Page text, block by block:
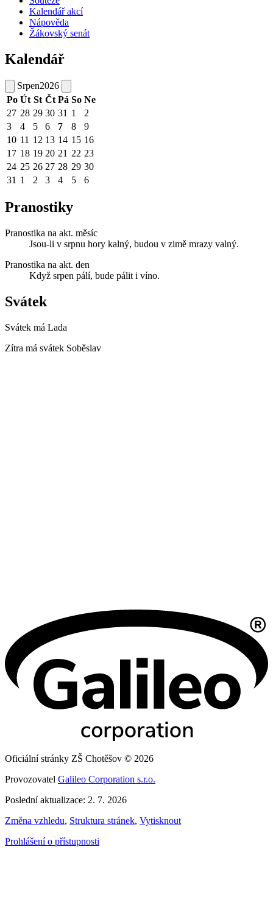
Kalendář akcí
Nápověda
Žákovský senát
Kalendář
Srpen2026
Po Út St Čt Pá So Ne
27 28 29 30 31 1
2
3
4 5 6 7 8
9
10 11 12 13 14 15 16
17 18 19 20 21 22 23
24 25 26 27 28 29 30
31 1 2 3 4 5 6
Pranostiky
Pranostika na akt. měsíc
Jsou-li v srpnu hory kalný, budou v zimě mrazy valný.
Pranostika na akt. den
Když srpen pálí, bude pálit i víno.
Svátek
Svátek má Lada
Zítra má svátek Soběslav
Oficiální stránky ZŠ Chotěšov © 2026
Provozovatel Galileo Corporation s.r.o.
Poslední aktualizace: 2. 7. 2026
Změna vzhledu, Struktura stránek, Vytisknout
Prohlášení o přístupnosti